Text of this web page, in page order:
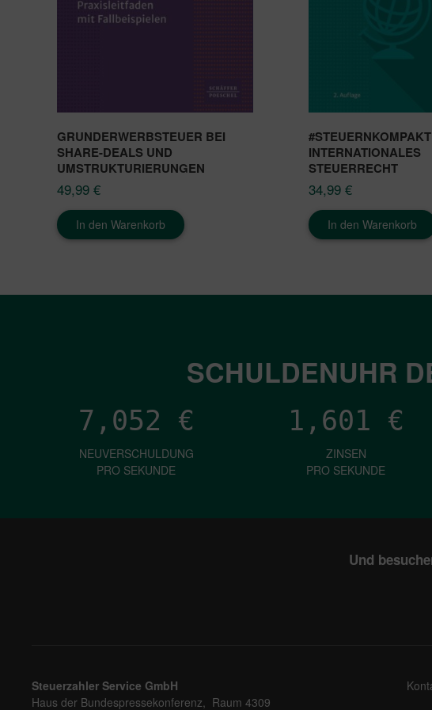
GRUNDERWERBSTEUER BEI
SHARE-DEALS UND
UMSTRUKTURIERUNGEN
49,99 €
In den Warenkorb
#STEUERNKOMPAKT
INTERNATIONALES
STEUERRECHT
34,99 €
In den Warenkorb
SCHULDENUHR
7,052 €
NEUVERSCHULDUNG
PRO SEKUNDE
1,601 €
ZINSEN
PRO SEKUNDE
Und
Steuerzahler Service GmbH
Haus der Bundespressekonferenz, Raum 4309